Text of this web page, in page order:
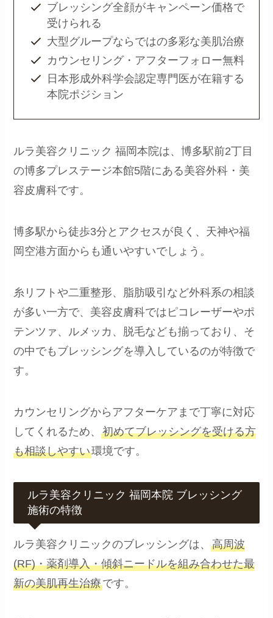
ブレッシング全顔がキャンペーン価格で
受けられる
大型グループならではの多彩な美肌治療
カウンセリング・アフターフォロー無料
日本形成外科学会認定専門医が在籍する
本院ポジション
ルラ美容クリニック 福岡本院は、博多駅前2丁目
の博多プレステージ本館5階にある美容外科・美
容皮膚科です。
博多駅から徒歩3分とアクセスが良く、天神や福
岡空港方面からも通いやすいでしょう。
糸リフトや二重整形、脂肪吸引など外科系の相談
が多い一方で、美容皮膚科ではピコレーザーやポ
テンツァ、ルメッカ、脱毛なども揃っており、そ
の中でもブレッシングを導入しているのが特徴で
す。
カウンセリングからアフターケアまで丁寧に対応
してくれるため、初めてブレッシングを受ける方
も相談しやすい環境です。
ルラ美容クリニック 福岡本院 ブレッシング
施術の特徴
ルラ美容クリニックのブレッシングは、高周波
(RF)・薬剤導入・傾斜ニードルを組み合わせた最
新の美肌再生治療です。